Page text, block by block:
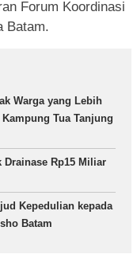
Forum Koordinasi
Batam.
Warga yang Lebih
Tua Tanjung
Drainase Rp15 Miliar
Kepedulian kepada
Batam